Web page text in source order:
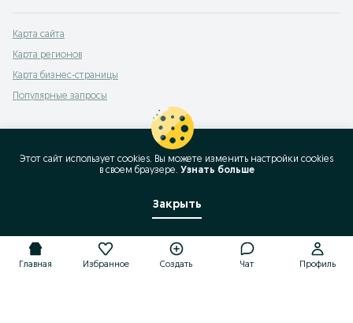
Карта сайта
Карта регионов
Карта бизнес-страницы
Популярные запросы
Главная Избранное Создать Чат Профиль
Этот сайт использует cookies. Вы можете изменить настройки cookies
в своeм браузере. Узнать больше
Закрыть